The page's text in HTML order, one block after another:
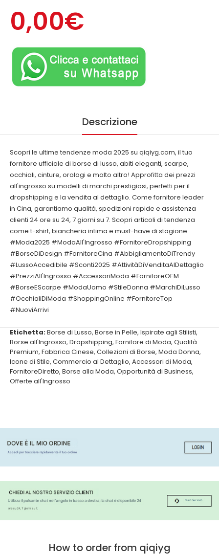
0,00€
Descrizione
Scopri le ultime tendenze moda 2025 su qiqiyg.com, il tuo
fornitore ufficiale di borse di lusso, abiti eleganti, scarpe,
occhiali, cinture, orologi e molto altro! Approfitta dei prezzi
all'ingrosso su modelli di marchi prestigiosi, perfetti per il
dropshipping e la vendita al dettaglio. Come fornitore leader
in Cina, garantiamo qualità, spedizioni rapide e assistenza
clienti 24 ore su 24, 7 giorni su 7. Scopri articoli di tendenza
come t-shirt, biancheria intima e must-have di stagione.
#Moda2025 #ModaAll'Ingrosso #FornitoreDropshipping
#BorseDiDesign #FornitoreCina #AbbigliamentoDiTrendy
#LussoAccedibile #Sconti2025 #AttivitàDiVenditaAlDettaglio
#PrezziAll'Ingrosso #AccessoriModa #FornitoreOEM
#BorseEScarpe #ModaUomo #StileDonna #MarchiDiLusso
#OcchialiDiModa #ShoppingOnline #FornitoreTop
#NuoviArrivi
Etichetta:Borse di Lusso, Borse in Pelle, Ispirate agli Stilisti,
Borse all'Ingrosso, Dropshipping, Fornitore di Moda, Qualità
Premium, Fabbrica Cinese, Collezioni di Borse, Moda Donna,
Icone di Stile, Commercio al Dettaglio, Accessori di Moda,
FornitoreDiretto, Borse alla Moda, Opportunità di Business,
Offerte all'Ingrosso
How to order from qiqiyg